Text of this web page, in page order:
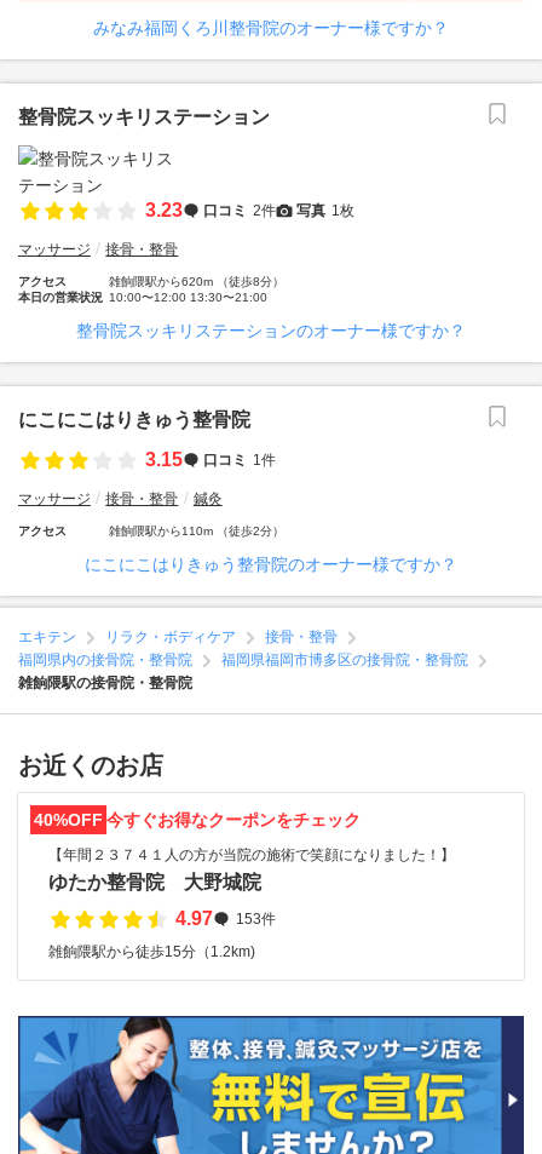
みなみ福岡くろ川整骨院のオーナー様ですか？
整骨院スッキリステーション
3.23 口コミ 2件 写真 1枚
マッサージ 接骨・整骨
アクセス
雑餉隈駅から620m （徒歩8分）
本日の営業状況 10:00〜12:00 13:30〜21:00
整骨院スッキリステーションのオーナー様ですか？
にこにこはりきゅう整骨院
3.15
口コミ 1件
マッサージ 接骨・整骨 鍼灸
アクセス 雑餉隈駅から110m （徒歩2分）
にこにこはりきゅう整骨院のオーナー様ですか？
エキテン リラク・ボディケア
接骨・整骨
福岡県内の接骨院・整骨院
福岡県福岡市博多区の接骨院・整骨院
雑餉隈駅の接骨院・整骨院
お近くのお店
40%OFF 今すぐお得なクーポンをチェック
【年間２３７４１人の方が当院の施術で笑顔になりました！】
ゆたか整骨院 大野城院
4.97
153件
雑餉隈駅から徒歩15分（1.2km)